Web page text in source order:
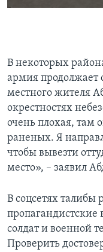
В некоторых
армия продолжает
местного жителя
окрестностях
очень плохая, там
раненых. Я
чтобы вывезти
место», – заявил
В соцсетях талибы
солдат и военной
Проверить